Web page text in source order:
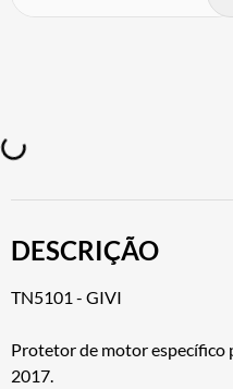
DESCRIÇÃO
TN5101 - GIVI
Protetor de motor específico
2017.